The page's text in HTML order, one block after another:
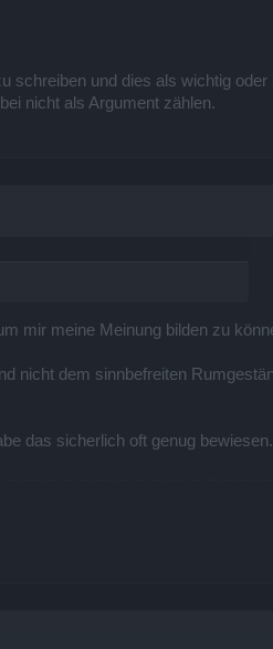
schreiben und dies als wichtig oder
nicht als Argument zählen.
mir meine Meinung bilden zu
nicht dem sinnbefreiten
das sicherlich oft genug